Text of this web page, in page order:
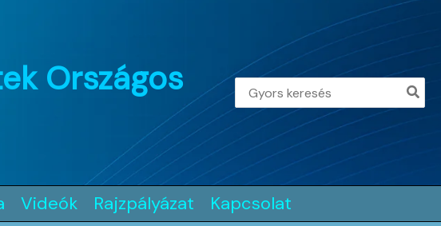
Országos
Search
for:
Videók Rajzpályázat Kapcsolat